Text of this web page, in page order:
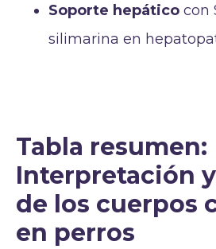
Soporte hepático con
silimarina en
Tabla resumen:
Interpretación
de los cuerpos
en perros